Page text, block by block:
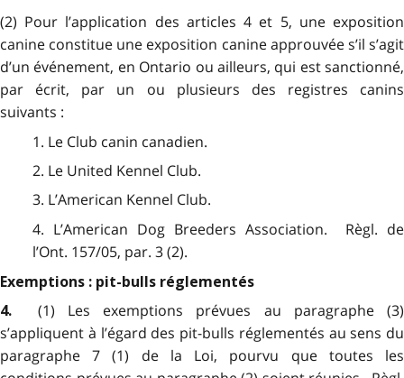
(2) Pour l’application des articles 4 et 5, une exposition
canine constitue une exposition canine approuvée s’il s’agit
d’un événement, en Ontario ou ailleurs, qui est sanctionné,
par écrit, par un ou plusieurs des registres canins
suivants :
1. Le Club canin canadien.
2. Le United Kennel Club.
3. L’American Kennel Club.
4. L’American Dog Breeders Association. Règl. de
l’Ont. 157/05, par. 3 (2).
Exemptions : pit-bulls réglementés
4.
(1) Les exemptions prévues au paragraphe (3)
s’appliquent à l’égard des pit-bulls réglementés au sens du
paragraphe 7 (1) de la Loi, pourvu que toutes les